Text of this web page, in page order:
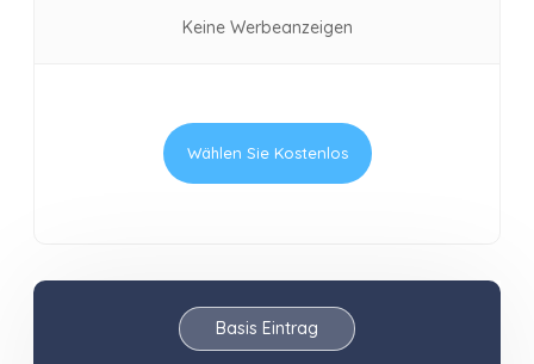
Keine Werbeanzeigen
Wählen Sie Kostenlos
Basis Eintrag